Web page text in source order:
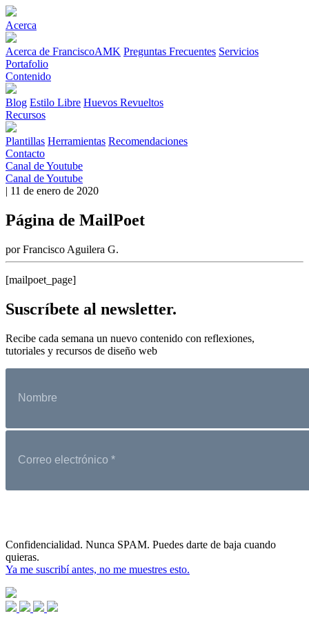
Acerca
Acerca de FranciscoAMK Preguntas Frecuentes Servicios
Portafolio
Contenido
Blog Estilo Libre Huevos Revueltos
Recursos
Plantillas Herramientas Recomendaciones
Contacto
Canal de Youtube
Canal de Youtube
| 11 de enero de 2020
Página de MailPoet
por Francisco Aguilera G.
[mailpoet_page]
Suscríbete al newsletter.
Recibe cada semana un nuevo contenido con reflexiones,
tutoriales y recursos de diseño web
Confidencialidad. Nunca SPAM. Puedes darte de baja cuando
quieras.
Ya me suscribí antes, no me muestres esto.